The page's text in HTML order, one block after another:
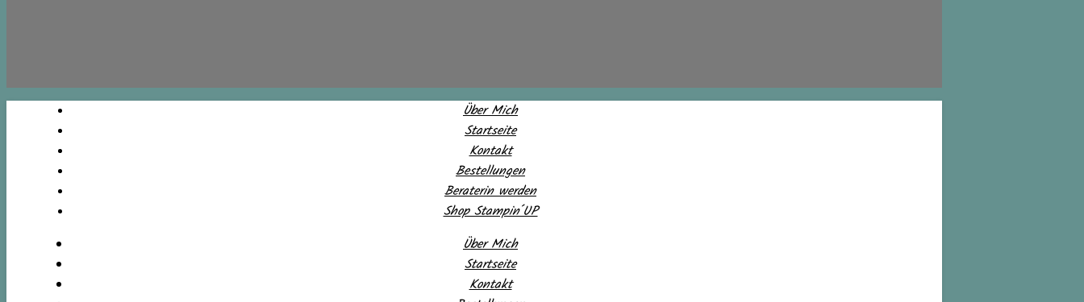
Über Mich
Startseite
Kontakt
Bestellungen
Beraterin werden
Shop Stampin´UP
Über Mich
Startseite
Kontakt